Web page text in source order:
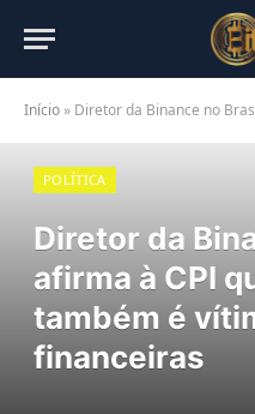
Início » Diretor da Binance no Brasil afirma à
POLÍTICA
Diretor da
afirma à CPI
também é
financeiras